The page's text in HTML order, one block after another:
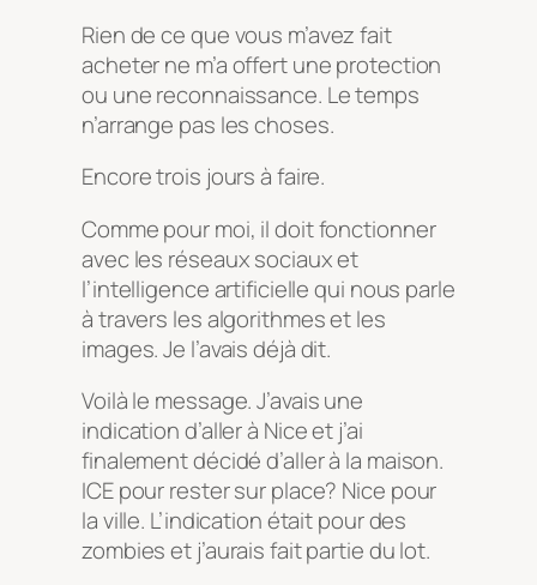
Rien de ce que vous m’avez fait
acheter ne m’a offert une protection
ou une reconnaissance. Le temps
n’arrange pas les choses.
Encore trois jours à faire.
Comme pour moi, il doit fonctionner
avec les réseaux sociaux et
l’intelligence artificielle qui nous parle
à travers les algorithmes et les
images. Je l’avais déjà dit.
Voilà le message. J’avais une
indication d’aller à Nice et j’ai
finalement décidé d’aller à la maison.
ICE pour rester sur place? Nice pour
la ville. L’indication était pour des
zombies et j’aurais fait partie du lot.